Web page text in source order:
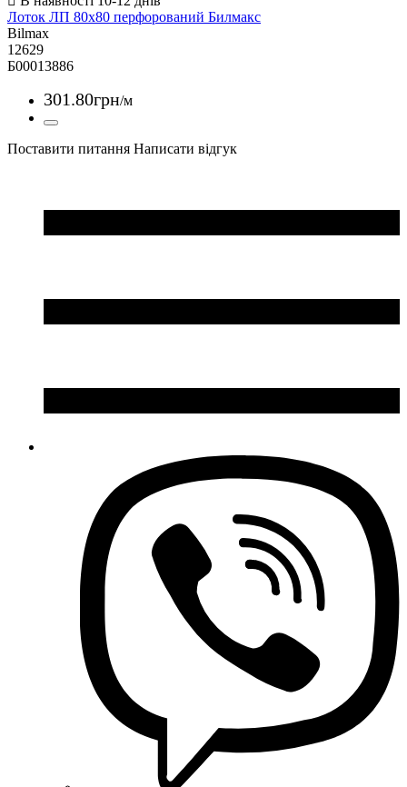
Лоток ЛП 80х80 перфорований Билмакс
Bilmax
12629
Б00013886
301.80грн/м
Поставити питання Написати відгук